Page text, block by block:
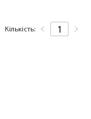
Кількість: